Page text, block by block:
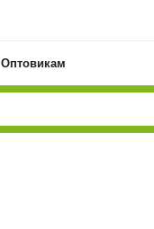
Оптовикам